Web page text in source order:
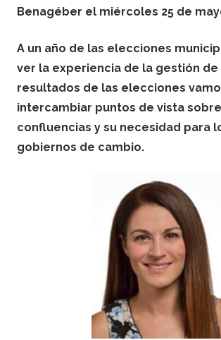
Benagéber el miércoles 25 de
A un año de las elecciones
ver la experiencia de la gestión de
resultados de las elecciones
intercambiar puntos de vista
confluencias y su necesidad para
gobiernos de cambio.